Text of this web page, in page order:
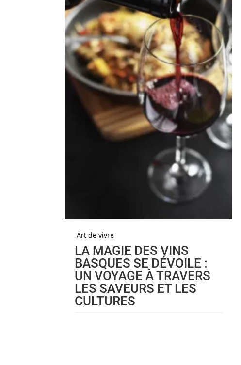
Art de vivre
LA MAGIE DES VINS
BASQUES SE DÉVOILE :
UN VOYAGE À TRAVERS
LES SAVEURS ET LES
CULTURES